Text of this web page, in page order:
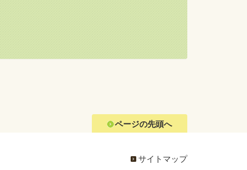
ページの先頭へ
サイトマップ